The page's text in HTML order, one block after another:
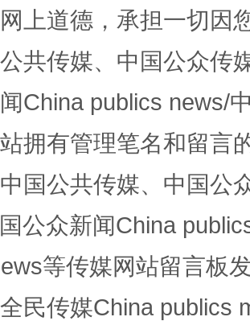
技园优化重塑工作
上道德，承担一切因
共传媒、中国公众传
China publics news/
拥有管理笔名和留言
国公共传媒、中国公
公众新闻China
等传媒网站留言板
民传媒China publics